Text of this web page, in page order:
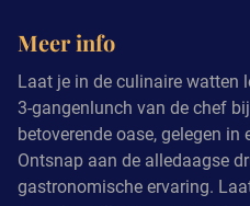
Meer info
Laat je in de culinaire watten
3-gangenlunch van de chef
betoverende oase, gelegen in
Ontsnap aan de alledaagse
gastronomische ervaring.